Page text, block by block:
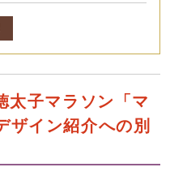
太子マラソン「マ
ザイン紹介への別